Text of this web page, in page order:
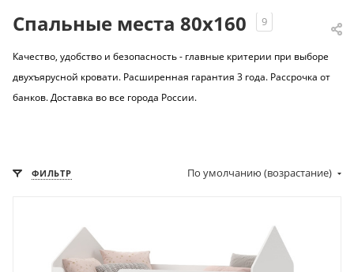
Спальные места 80х160 9
Качество, удобство и безопасность - главные критерии при выборе
двухъярусной кровати. Расширенная гарантия 3 года. Рассрочка от
банков. Доставка во все города России.
ФИЛЬТР По умолчанию (возрастание)